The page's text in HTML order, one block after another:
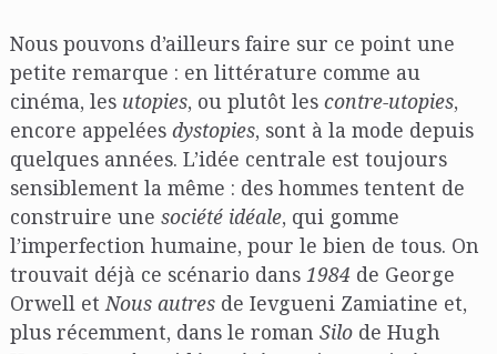
Nous pouvons d’ailleurs faire sur ce point une
petite remarque : en littérature comme au
cinéma, les utopies, ou plutôt les contre-utopies,
encore appelées dystopies, sont à la mode depuis
quelques années. L’idée centrale est toujours
sensiblement la même : des hommes tentent de
construire une société idéale, qui gomme
l’imperfection humaine, pour le bien de tous. On
trouvait déjà ce scénario dans 1984de George
Orwell et Nous autresde Ievgueni Zamiatine et,
plus récemment, dans le roman Silode Hugh